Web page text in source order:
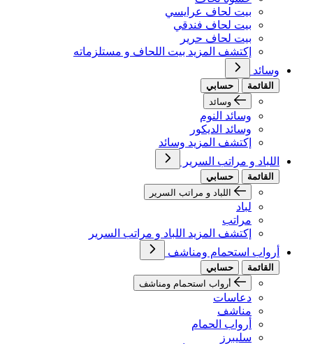
بيت لحاف عرايسي
بيت لحاف فندقي
بيت لحاف حرير
إكتشف المزيد بيت اللحاف و مستلزماته
وسائد
القائمة
حسابي
وسائد
وسائد النوم
وسائد الديكور
إكتشف المزيد وسائد
اللباد و مراتب السرير
القائمة
حسابي
اللباد و مراتب السرير
لباد
مراتب
إكتشف المزيد اللباد و مراتب السرير
أرواب استحمام ومناشف
القائمة
حسابي
أرواب استحمام ومناشف
دعاسات
مناشف
أرواب الحمام
سليبرز